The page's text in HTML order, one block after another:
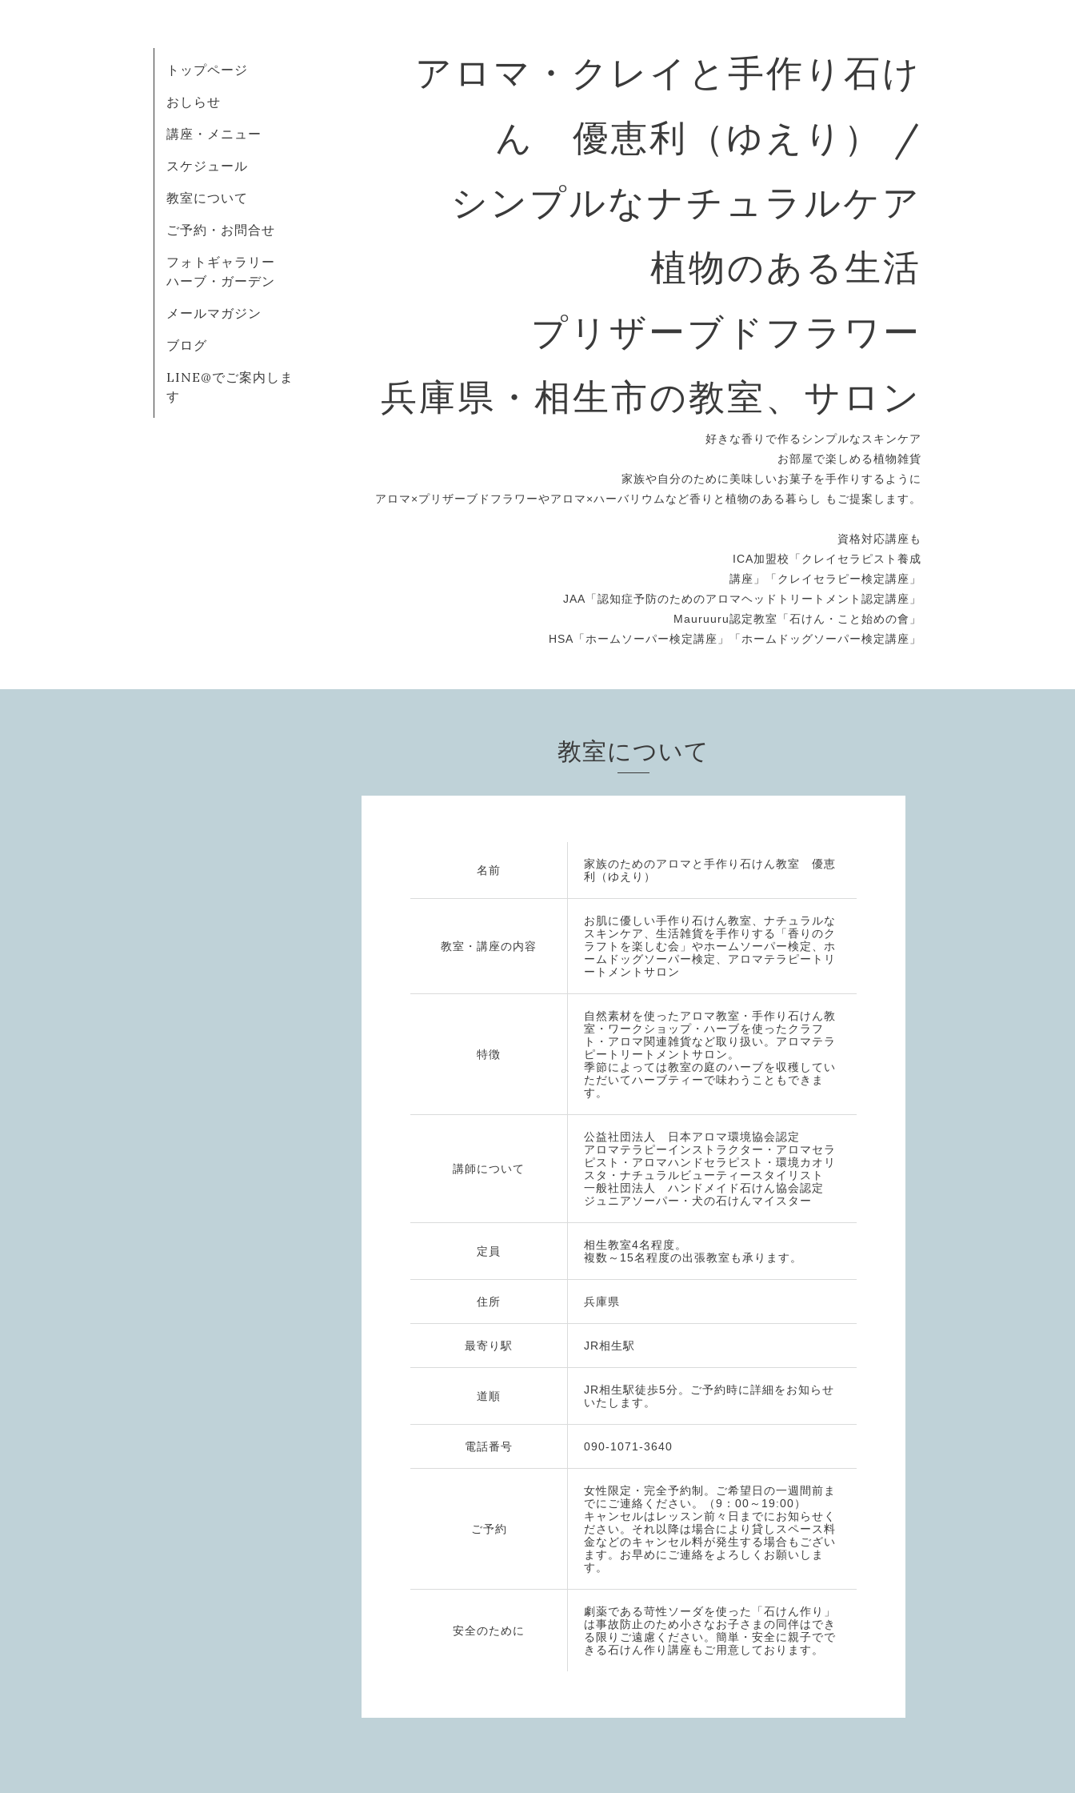
アロマ・クレイと手作り石け
ん 優恵利（ゆえり） /
シンプルなナチュラルケア
植物のある生活
プリザーブドフラワー
兵庫県・相生市の教室、サロン
好きな香りで作るシンプルなスキンケア
お部屋で楽しめる植物雑貨
家族や自分のために美味しいお菓子を手作りするように
アロマ×プリザーブドフラワーやアロマ×ハーバリウムなど香りと植物のある暮らし もご提案します。
資格対応講座も
ICA加盟校「クレイセラピスト養成
講座」「クレイセラピー検定講座」
JAA「認知症予防のためのアロマヘッドトリートメント認定講座」
Mauruuru認定教室「石けん・こと始めの會」
HSA「ホームソーパー検定講座」「ホームドッグソーパー検定講座」
トップページ
おしらせ
講座・メニュー
スケジュール
教室について
ご予約・お問合せ
フォトギャラリー
ハーブ・ガーデン
メールマガジン
ブログ
LINE@でご案内しま
す
教室について
名前
家族のためのアロマと手作り石けん教室 優恵
利（ゆえり）
教室・講座の内容
お肌に優しい手作り石けん教室、ナチュラルな
スキンケア、生活雑貨を手作りする「香りのク
ラフトを楽しむ会」やホームソーパー検定、ホ
ームドッグソーパー検定、アロマテラピートリ
ートメントサロン
特徴
自然素材を使ったアロマ教室・手作り石けん教
室・ワークショップ・ハーブを使ったクラフ
ト・アロマ関連雑貨など取り扱い。アロマテラ
ピートリートメントサロン。
季節によっては教室の庭のハーブを収穫してい
ただいてハーブティーで味わうこともできま
す。
講師について
公益社団法人 日本アロマ環境協会認定
アロマテラピーインストラクター・アロマセラ
ピスト・アロマハンドセラピスト・環境カオリ
スタ・ナチュラルビューティースタイリスト
一般社団法人 ハンドメイド石けん協会認定
ジュニアソーパー・犬の石けんマイスター
定員
相生教室4名程度。
複数～15名程度の出張教室も承ります。
住所 兵庫県
最寄り駅 JR相生駅
道順
JR相生駅徒歩5分。ご予約時に詳細をお知らせ
いたします。
電話番号 090-1071-3640
ご予約
女性限定・完全予約制。ご希望日の一週間前ま
でにご連絡ください。（9：00～19:00）
キャンセルはレッスン前々日までにお知らせく
ださい。それ以降は場合により貸しスペース料
金などのキャンセル料が発生する場合もござい
ます。お早めにご連絡をよろしくお願いしま
す。
安全のために
劇薬である苛性ソーダを使った「石けん作り」
は事故防止のため小さなお子さまの同伴はでき
る限りご遠慮ください。簡単・安全に親子でで
きる石けん作り講座もご用意しております。